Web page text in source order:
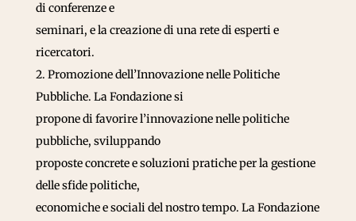
di conferenze e
seminari, e la creazione di una rete di esperti e
ricercatori.
2. Promozione dell’Innovazione nelle Politiche
Pubbliche. La Fondazione si
propone di favorire l’innovazione nelle politiche
pubbliche, sviluppando
proposte concrete e soluzioni pratiche per la gestione
delle sfide politiche,
economiche e sociali del nostro tempo. La Fondazione